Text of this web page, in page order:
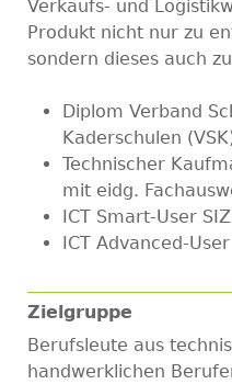
Verkaufs- und
Produkt nicht nur zu
sondern dieses auch
Diplom Verband
Kaderschulen
Technischer
mit eidg.
ICT Smart-User
ICT Advanced-
Zielgruppe
Berufsleute aus
handwerklichen